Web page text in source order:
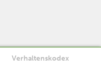
Verhaltenskodex